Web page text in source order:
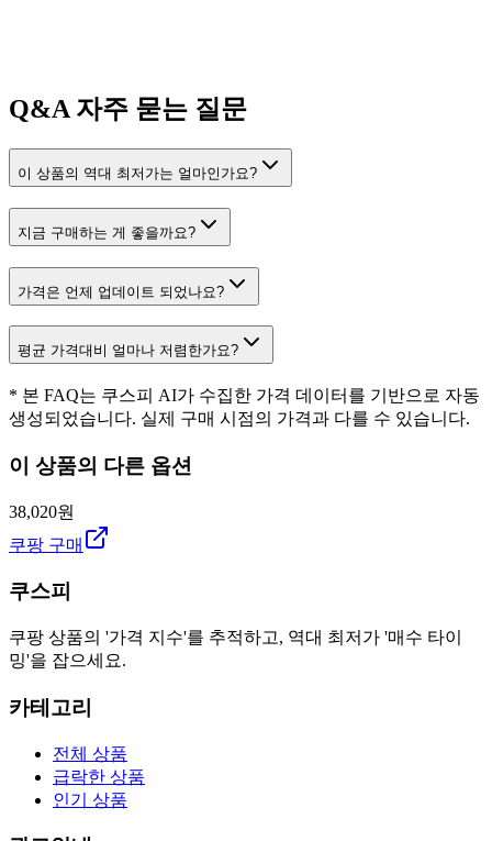
Q&A자주 묻는 질문
이 상품의 역대 최저가는 얼마인가요?
지금 구매하는 게 좋을까요?
가격은 언제 업데이트 되었나요?
평균 가격대비 얼마나 저렴한가요?
* 본 FAQ는 쿠스피 AI가 수집한 가격 데이터를 기반으로 자동
생성되었습니다. 실제 구매 시점의 가격과 다를 수 있습니다.
이 상품의 다른 옵션
38,020원
쿠팡 구매
쿠스피
쿠팡 상품의 '가격 지수'를 추적하고, 역대 최저가 '매수 타이
밍'을 잡으세요.
카테고리
전체 상품
급락한 상품
인기 상품